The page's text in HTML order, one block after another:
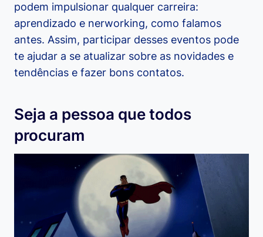
podem impulsionar qualquer carreira:
aprendizado e nerworking, como falamos
antes. Assim, participar desses eventos pode
te ajudar a se atualizar sobre as novidades e
tendências e fazer bons contatos.
Seja a pessoa que todos
procuram